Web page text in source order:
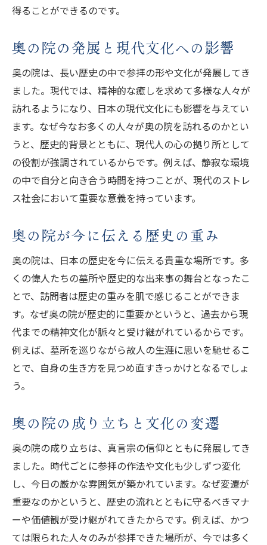
得ることができるのです。
奥の院の発展と現代文化への影響
奥の院は、長い歴史の中で参拝の形や文化が発展してき
ました。現代では、精神的な癒しを求めて多様な人々が
訪れるようになり、日本の現代文化にも影響を与えてい
ます。なぜ今なお多くの人々が奥の院を訪れるのかとい
うと、歴史的背景とともに、現代人の心の拠り所として
の役割が強調されているからです。例えば、静寂な環境
の中で自分と向き合う時間を持つことが、現代のストレ
ス社会において重要な意義を持っています。
奥の院が今に伝える歴史の重み
奥の院は、日本の歴史を今に伝える貴重な場所です。多
くの偉人たちの墓所や歴史的な出来事の舞台となったこ
とで、訪問者は歴史の重みを肌で感じることができま
す。なぜ奥の院が歴史的に重要かというと、過去から現
代までの精神文化が脈々と受け継がれているからです。
例えば、墓所を巡りながら故人の生涯に思いを馳せるこ
とで、自身の生き方を見つめ直すきっかけとなるでしょ
う。
奥の院の成り立ちと文化の変遷
奥の院の成り立ちは、真言宗の信仰とともに発展してき
ました。時代ごとに参拝の作法や文化も少しずつ変化
し、今日の厳かな雰囲気が築かれています。なぜ変遷が
重要なのかというと、歴史の流れとともに守るべきマナ
ーや価値観が受け継がれてきたからです。例えば、かつ
ては限られた人々のみが参拝できた場所が、今では多く